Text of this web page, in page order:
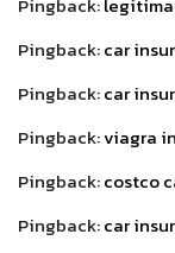
Pingback:car
Pingback:car
Pingback:viagra
Pingback:costco
Pingback:car